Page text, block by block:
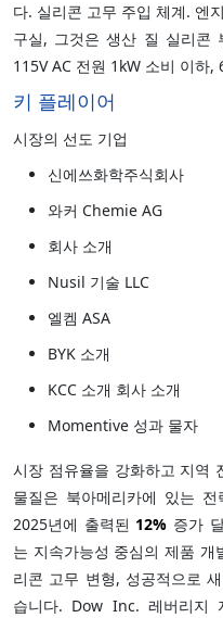
다. 실리콘 고무 주입 체계. 엔
구실, 그것은 생산 질 실리콘
115V AC 전원 1kW 소비 이하
키 플레이어
시장의 선도 기업
신에쓰화학주식회사
와커 Chemie AG
회사 소개
Nusil 기술 LLC
엘켐 ASA
BYK 소개
KCC 소개 회사 소개
Momentive 성과 물자
시장 점유율을 강화하고 지역
물질은 북아메리카에 있는
2025년에 출력된 12% 증가
는 지속가능성 중심의 제품
리콘 고무 변형, 성공적으로
습니다. Dow Inc. 레버리지